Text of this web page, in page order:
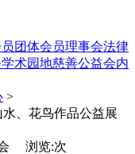
团体会员理事会法律
学术园地慈善公益会内
>
、花鸟作品公益展
会 浏览:次